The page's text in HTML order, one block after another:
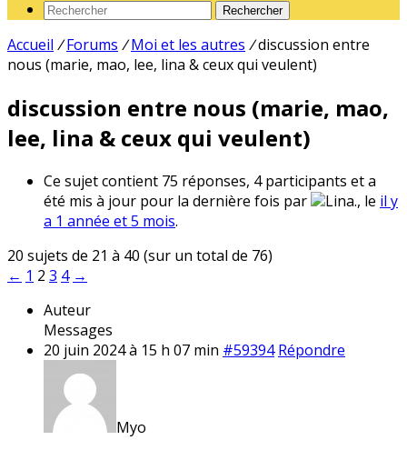
Rechercher
Accueil / Forums / Moi et les autres /discussion entre
nous (marie, mao, lee, lina & ceux qui veulent)
discussion entre nous (marie, mao,
lee, lina & ceux qui veulent)
Ce sujet contient 75 réponses, 4 participants et a
été mis à jour pour la dernière fois par
Lina., le il y
a 1 année et 5 mois.
20 sujets de 21 à 40 (sur un total de 76)
← 1 2 3 4 →
Auteur
Messages
20 juin 2024 à 15 h 07 min #59394 Répondre
Myo